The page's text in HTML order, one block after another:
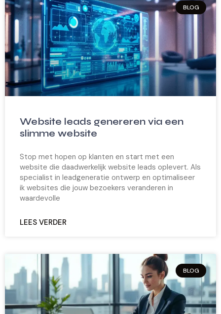
BLOG
Website leads genereren via een
slimme website
Stop met hopen op klanten en start met een
website die daadwerkelijk website leads oplevert. Als
specialist in leadgeneratie ontwerp en optimaliseer
ik websites die jouw bezoekers veranderen in
waardevolle
LEES VERDER
BLOG